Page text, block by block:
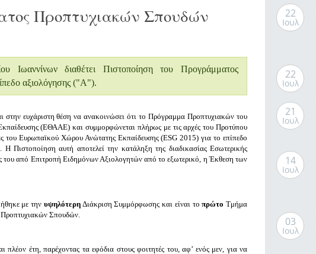
Προπτυχιακών Σπουδών
Ιωαννίνων διαθέτει Πιστοποίηση του Προγράμματος
αξιολόγησης ("Α").
ευχάριστη θέση να ανακοινώσει ότι το Πρόγραμμα Προπτυχιακών του
(ΕΘΑΑΕ) και συμμορφώνεται πλήρως με τις αρχές του Προτύπου
Ευρωπαϊκού Χώρου Ανώτατης Εκπαίδευσης (ESG 2015) για το επίπεδο
αυτή αποτελεί την κατάληξη της διαδικασίας Εσωτερικής
του από Επιτροπή Ειδημόνων Αξιολογητών από το εξωτερικό, η Έκθεση των
με την υψηλότερηΔιάκριση Συμμόρφωσης και είναι τοπρώτο Τμήμα
Σπουδών.
έτη, παρέχοντας τα εφόδια στους φοιτητές του, αφ’ ενός μεν, για να
22
Ιουλ
22
Ιουλ
21
Ιουλ
14
Ιουλ
03
Ιουλ